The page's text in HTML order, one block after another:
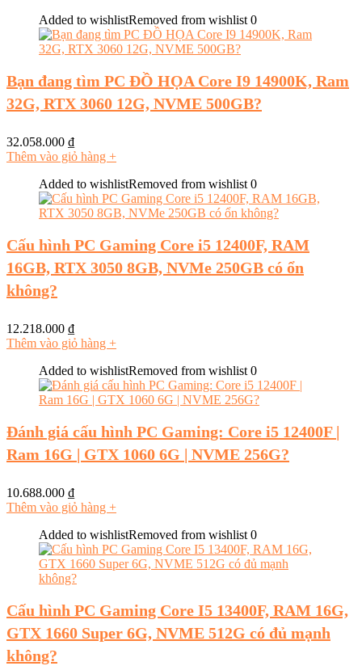
Added to wishlistRemoved from wishlist 0
Bạn đang tìm PC ĐỒ HỌA Core I9 14900K, Ram
32G, RTX 3060 12G, NVME 500GB?
32.058.000 ₫
Thêm vào giỏ hàng +
Added to wishlistRemoved from wishlist 0
Cấu hình PC Gaming Core i5 12400F, RAM
16GB, RTX 3050 8GB, NVMe 250GB có ổn
không?
12.218.000 ₫
Thêm vào giỏ hàng +
Added to wishlistRemoved from wishlist 0
Đánh giá cấu hình PC Gaming: Core i5 12400F |
Ram 16G | GTX 1060 6G | NVME 256G?
10.688.000 ₫
Thêm vào giỏ hàng +
Added to wishlistRemoved from wishlist 0
Cấu hình PC Gaming Core I5 13400F, RAM 16G,
GTX 1660 Super 6G, NVME 512G có đủ mạnh
không?